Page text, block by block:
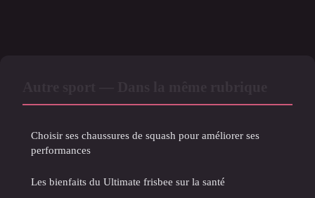
Choisir ses chaussures de squash pour améliorer ses
performances
Les bienfaits du Ultimate frisbee sur la santé